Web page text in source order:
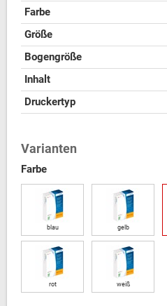
Farbe
Größe
Bogengröße
Inhalt
Druckertyp
Varianten
Farbe
blau gelb
rot weiß